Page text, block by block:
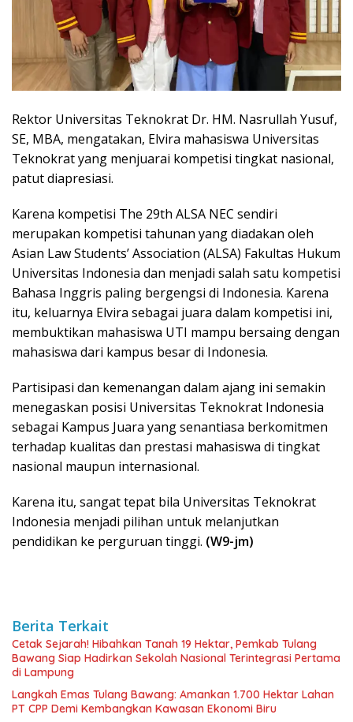
Rektor Universitas Teknokrat Dr. HM. Nasrullah Yusuf,
SE, MBA, mengatakan, Elvira mahasiswa Universitas
Teknokrat yang menjuarai kompetisi tingkat nasional,
patut diapresiasi.
Karena kompetisi The 29th ALSA NEC sendiri
merupakan kompetisi tahunan yang diadakan oleh
Asian Law Students’ Association (ALSA) Fakultas Hukum
Universitas Indonesia dan menjadi salah satu kompetisi
Bahasa Inggris paling bergengsi di Indonesia. Karena
itu, keluarnya Elvira sebagai juara dalam kompetisi ini,
membuktikan mahasiswa UTI mampu bersaing dengan
mahasiswa dari kampus besar di Indonesia.
Partisipasi dan kemenangan dalam ajang ini semakin
menegaskan posisi Universitas Teknokrat Indonesia
sebagai Kampus Juara yang senantiasa berkomitmen
terhadap kualitas dan prestasi mahasiswa di tingkat
nasional maupun internasional.
Karena itu, sangat tepat bila Universitas Teknokrat
Indonesia menjadi pilihan untuk melanjutkan
pendidikan ke perguruan tinggi. (W9-jm)
Berita Terkait
Cetak Sejarah! Hibahkan Tanah 19 Hektar, Pemkab Tulang
Bawang Siap Hadirkan Sekolah Nasional Terintegrasi Pertama
di Lampung
Langkah Emas Tulang Bawang: Amankan 1.700 Hektar Lahan
PT CPP Demi Kembangkan Kawasan Ekonomi Biru